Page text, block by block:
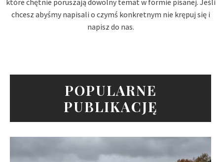
które chętnie poruszają dowolny temat w formie pisanej. Jeśli
chcesz abyśmy napisali o czymś konkretnym nie krępuj się i
napisz do nas.
POPULARNE
PUBLIKACJĘ